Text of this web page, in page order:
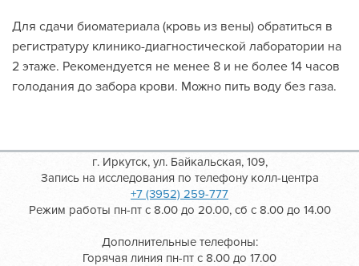
Для сдачи биоматериала (кровь из вены) обратиться в
регистратуру клинико-диагностической лаборатории на
2 этаже. Рекомендуется не менее 8 и не более 14 часов
голодания до забора крови. Можно пить воду без газа.
г. Иркутск, ул. Байкальская, 109,
Запись на исследования по телефону колл-центра
+7 (3952) 259-777
Режим работы пн-пт с 8.00 до 20.00, сб с 8.00 до 14.00
Дополнительные телефоны:
Горячая линия пн-пт с 8.00 до 17.00